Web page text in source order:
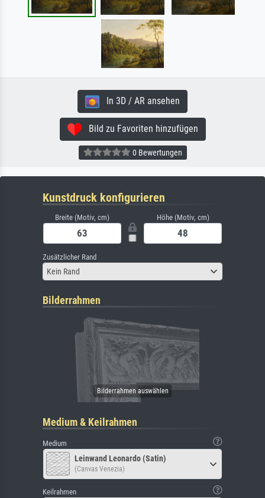
In 3D / AR ansehen
Bild zu Favoriten hinzufügen
0 Bewertungen
Kunstdruck konfigurieren
Breite (Motiv, cm) Höhe (Motiv, cm)
Zusätzlicher Rand
Kein Rand
Bilderrahmen
Medium & Keilrahmen
Medium
Leinwand Leonardo (Satin)
(Canvas Venezia)
Keilrahmen